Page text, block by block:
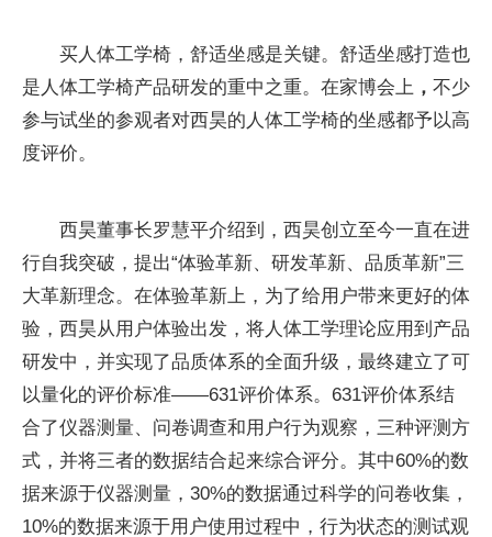
买人体工学椅，舒适坐感是关键。舒适坐感打造也
是人体工学椅产品研发的重中之重。在家博会上 ， 不少
参与试坐的参观者对西昊的人体工学椅的坐感都予以高
度评价。
西昊董事长罗慧平介绍到，西昊创立至今一直在进
行自我突破，提出“体验革新、研发革新、品质革新”三
大革新理念。在体验革新上，为了给用户带来更好的体
验，西昊从用户体验出发，将人体工学理论应用到产品
研发中，并实现了品质体系的全面升级，最终建立了可
以量化的评价标准——631评价体系。631评价体系结
合了仪器测量、问卷调查和用户行为观察，三种评测方
式，并将三者的数据结合起来综合评分。其中60%的数
据来源于仪器测量，30%的数据通过科学的问卷收集，
10%的数据来源于用户使用过程中，行为状态的测试观